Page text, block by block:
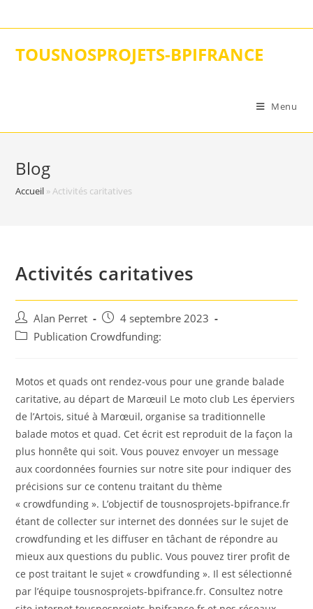
to
TOUSNOSPROJETS-BPIFRANCE
Menu
Blog
Accueil »Activités caritatives
Activités caritatives
Auteur/autrice
de
Alan Perret
Post
published:
4 septembre 2023
PostPublication Crowdfunding:
Motos et quads ont rendez-vous pour une grande balade
caritative, au départ de Marœuil Le moto club Les éperviers
de l’Artois, situé à Marœuil, organise sa traditionnelle
balade motos et quad. Cet écrit est reproduit de la façon la
plus honnête qui soit. Vous pouvez envoyer un message
aux coordonnées fournies sur notre site pour indiquer des
précisions sur ce contenu traitant du thème
« crowdfunding ». L’objectif de tousnosprojets-bpifrance.fr
étant de collecter sur internet des données sur le sujet de
crowdfunding et les diffuser en tâchant de répondre au
mieux aux questions du public. Vous pouvez tirer profit de
ce post traitant le sujet « crowdfunding ». Il est sélectionné
par l’équipe tousnosprojets-bpifrance.fr. Consultez notre